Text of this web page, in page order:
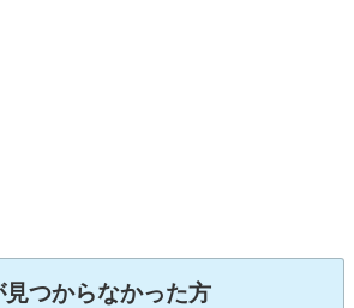
つからなかった方